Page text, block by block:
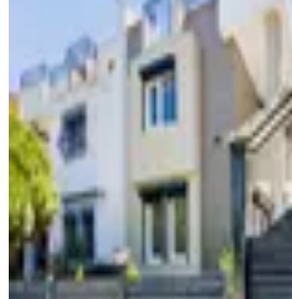
Zu Gayrimenkul
Lüks Tribleks
Yunusemre,
5+1·220 m²
ZU GAYRİMENKUL İBRAHİM